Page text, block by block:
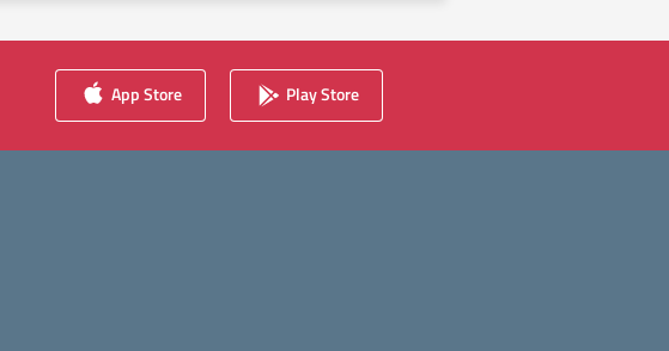
App Store Play Store